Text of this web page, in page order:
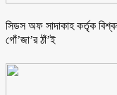
সিডস অফ সাদাকাহ কর্তৃক
গোঁ’জা’র ঠাঁ’ই